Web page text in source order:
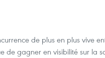
de plus en plus vive
de gagner en visibilité sur la